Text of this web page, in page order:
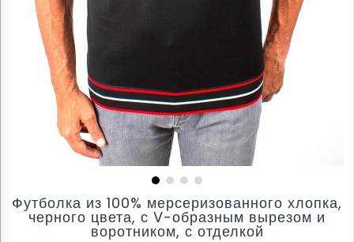
Футболка из 100% мерсеризованного хлопка,
черного цвета, с V-образным вырезом и
воротником, с отделкой